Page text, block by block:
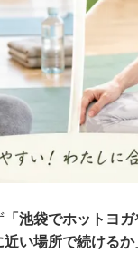
「池袋でホットヨ
い場所で続けるか